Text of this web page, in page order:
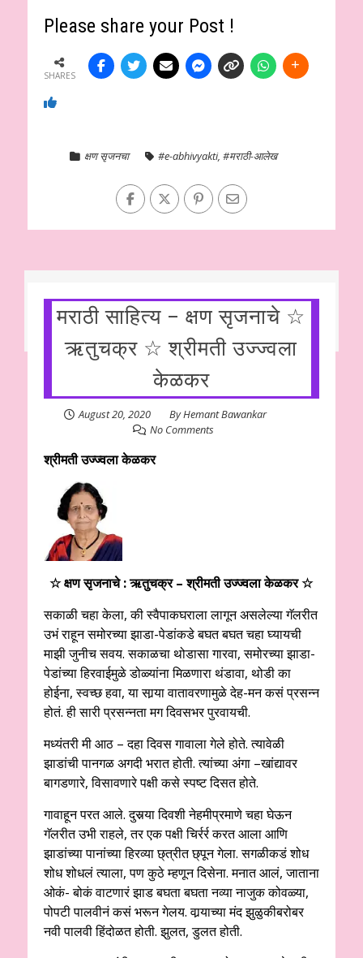
Please share your Post !
SHARES
क्षण सृजनचा #e-abhivyakti, #मराठी-आलेख
मराठी साहित्य – क्षण सृजनाचे ☆
ऋतुचक्र ☆ श्रीमती उज्ज्वला
केळकर
August 20, 2020 ByHemant Bawankar
No Comments
श्रीमती उज्ज्वला केळकर
☆ क्षण सृजनाचे : ऋतुचक्र –श्रीमती उज्ज्वला केळकर☆
सकाळी चहा केला, की स्वैपाकघराला लागून असलेल्या गॅलरीत
उभं राहून समोरच्या झाडा-पेडांकडे बघत बघत चहा घ्यायची
माझी जुनीच सवय. सकाळचा थोडासा गारवा, समोरच्या झाडा-
पेडांच्या हिरवाईमुळे डोळ्यांना मिळणारा थंडावा, थोडी का
होईना, स्वच्छ हवा, या सार्‍या वातावरणामुळे देह-मन कसं प्रसन्न
होतं. ही सारी प्रसन्नता मग दिवसभर पुरवायची.
मध्यंतरी मी आठ – दहा दिवस गावाला गेले होते. त्यावेळी
झाडांची पानगळ अगदी भरात होती. त्यांच्या अंगा –खांद्यावर
बागडणारे, विसावणारे पक्षी कसे स्पष्ट दिसत होते.
गावाहून परत आले. दुसर्‍या दिवशी नेहमीप्रमाणे चहा घेऊन
गॅलरीत उभी राहले, तर एक पक्षी चिर्रर्र करत आला आणि
झाडांच्या पानांच्या हिरव्या छ्त्रीत छ्पून गेला. सगळीकडं शोध
शोध शोधलं त्याला, पण कुठे म्हणून दिसेना. मनात आलं, जाताना
ओकं- बोकं वाटणारं झाड बघता बघता नव्या नाजुक कोवळ्या,
पोपटी पालवीनं कसं भरून गेलय. वार्‍याच्या मंद झुळुकीबरोबर
नवी पालवी हिंदोळत होती. झुलत, डुलत होती.